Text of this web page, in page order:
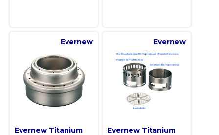
Evernew
Evernew Titanium
Evernew
Evernew Titanium